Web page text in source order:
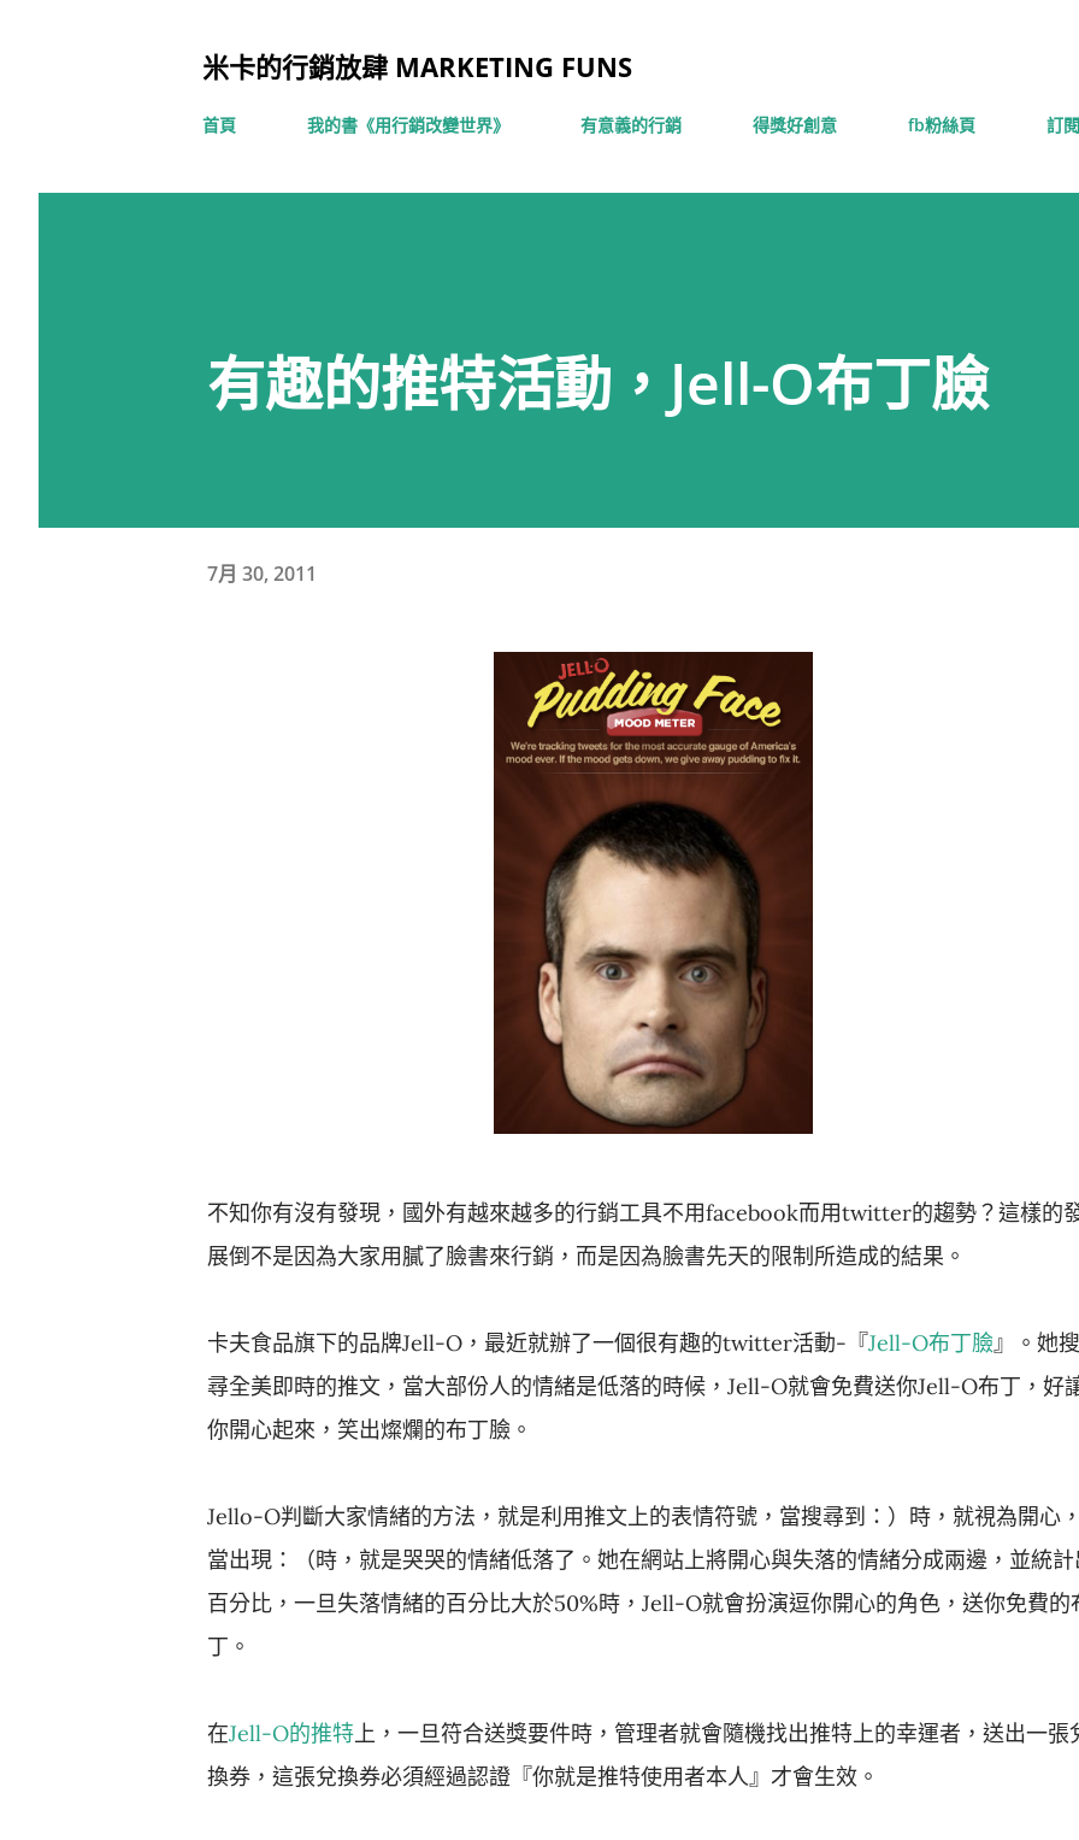
米卡的行銷放肆 MARKETING FUNS
首頁 我的書《用行銷改變世界》 有意義的行銷 得獎好創意 fb粉絲頁 訂
有趣的推特活動，Jell-O布丁臉
7月 30, 2011
不知你有沒有發現，國外有越來越多的行銷工具不用facebook而用twitter的趨勢？這樣的
展倒不是因為大家用膩了臉書來行銷，而是因為臉書先天的限制所造成的結果。
卡夫食品旗下的品牌Jell-O，最近就辦了一個很有趣的twitter活動-『Jell-O布丁臉』。她搜
尋全美即時的推文，當大部份人的情緒是低落的時候，Jell-O就會免費送你Jell-O布丁，好
你開心起來，笑出燦爛的布丁臉。
Jello-O判斷大家情緒的方法，就是利用推文上的表情符號，當搜尋到：）時，就視為開心
當出現：（時，就是哭哭的情緒低落了。她在網站上將開心與失落的情緒分成兩邊，並統
百分比，一旦失落情緒的百分比大於50%時，Jell-O就會扮演逗你開心的角色，送你免費的
丁。
在Jell-O的推特上，一旦符合送獎要件時，管理者就會隨機找出推特上的幸運者，送出一張
換券，這張兌換券必須經過認證『你就是推特使用者本人』才會生效。